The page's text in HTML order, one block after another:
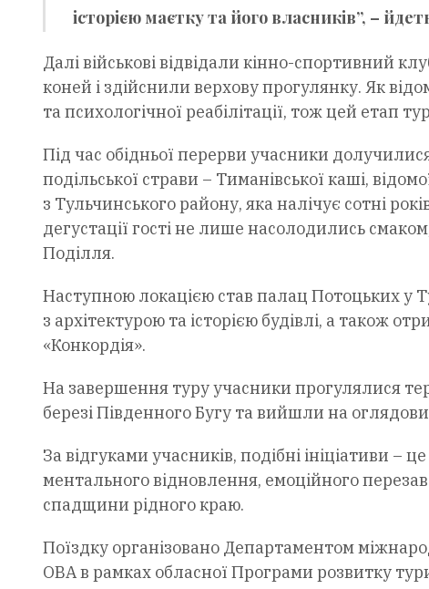
історією маєтку та його власників”, –
Далі військові відвідали кінно-спортивний
коней і здійснили верхову прогулянку. Як
та психологічної реабілітації, тож цей етап
Під час обідньої перерви учасники
подільської страви – Тиманівської каші,
з Тульчинського району, яка налічує сотні
дегустації гості не лише насолодились
Поділля.
Наступною локацією став палац Потоцьких у
з архітектурою та історією будівлі, а також
«Конкордія».
На завершення туру учасники прогулялися
березі Південного Бугу та вийшли на
За відгуками учасників, подібні ініціативи
ментального відновлення, емоційного
спадщини рідного краю.
Поїздку організовано Департаментом
ОВА в рамках обласної Програми розвитку